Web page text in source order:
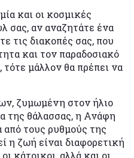
και οι κοσμικές
σας, αν αναζητάτε ένα
τις διακοπές σας, που
και τον παραδοσιακό
μάλλον θα πρέπει να
ζυμωμένη στον ήλιο
της θάλασσας, η Ανάφη
από τους ρυθμούς της
η ζωή είναι διαφορετική
κάτοικοι, αλλά και οι